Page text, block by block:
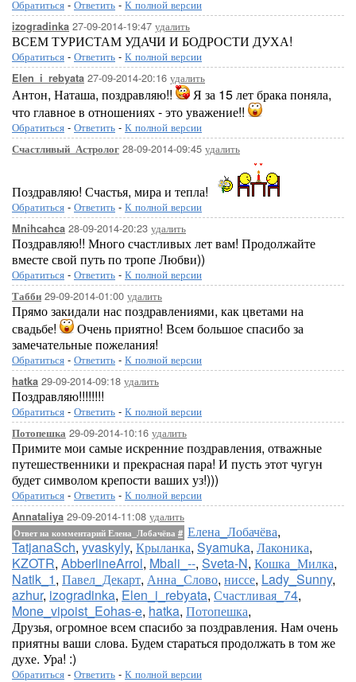
Обратиться - Ответить - К полной версии
izogradinka 27-09-2014-19:47 удалить
ВСЕМ ТУРИСТАМ УДАЧИ И БОДРОСТИ ДУХА!
Обратиться - Ответить - К полной версии
Elen_i_rebyata 27-09-2014-20:16 удалить
Антон, Наташа, поздравляю!!
Я за 15 лет брака поняла,
что главное в отношениях - это уважение!!
Обратиться - Ответить - К полной версии
Счастливый_Астролог 28-09-2014-09:45 удалить
Поздравляю! Счастья, мира и тепла!
Обратиться - Ответить - К полной версии
Mnihcahca 28-09-2014-20:23 удалить
Поздравляю!! Много счастливых лет вам! Продолжайте
вместе свой путь по тропе Любви))
Обратиться - Ответить - К полной версии
Табби 29-09-2014-01:00 удалить
Прямо закидали нас поздравлениями, как цветами на
свадьбе!
Очень приятно! Всем большое спасибо за
замечательные пожелания!
Обратиться - Ответить - К полной версии
hatka 29-09-2014-09:18 удалить
Поздравляю!!!!!!!!
Обратиться - Ответить - К полной версии
Потопешка 29-09-2014-10:16 удалить
Примите мои самые искренние поздравления, отважные
путешественники и прекрасная пара! И пусть этот чугун
будет символом крепости ваших уз!)))
Обратиться - Ответить - К полной версии
Annataliya 29-09-2014-11:08 удалить
Ответ на комментарий Елена_Лобачёва # Елена_Лобачёва,
TatjanaSch, yvaskyly, Крыланка, Syamuka, Лаконика,
KZOTR, AbberlineArrol, Mbali_--, Sveta-N, Кошка_Милка,
Natik_1, Павел_Декарт, Анна_Слово, ниссе, Lady_Sunny,
azhur, izogradinka, Elen_i_rebyata, Счастливая_74,
Mone_vipoist_Eohas-e, hatka, Потопешка,
Друзья, огромное всем спасибо за поздравления. Нам очень
приятны ваши слова. Будем стараться продолжать в том же
духе. Ура! :)
Обратиться - Ответить - К полной версии